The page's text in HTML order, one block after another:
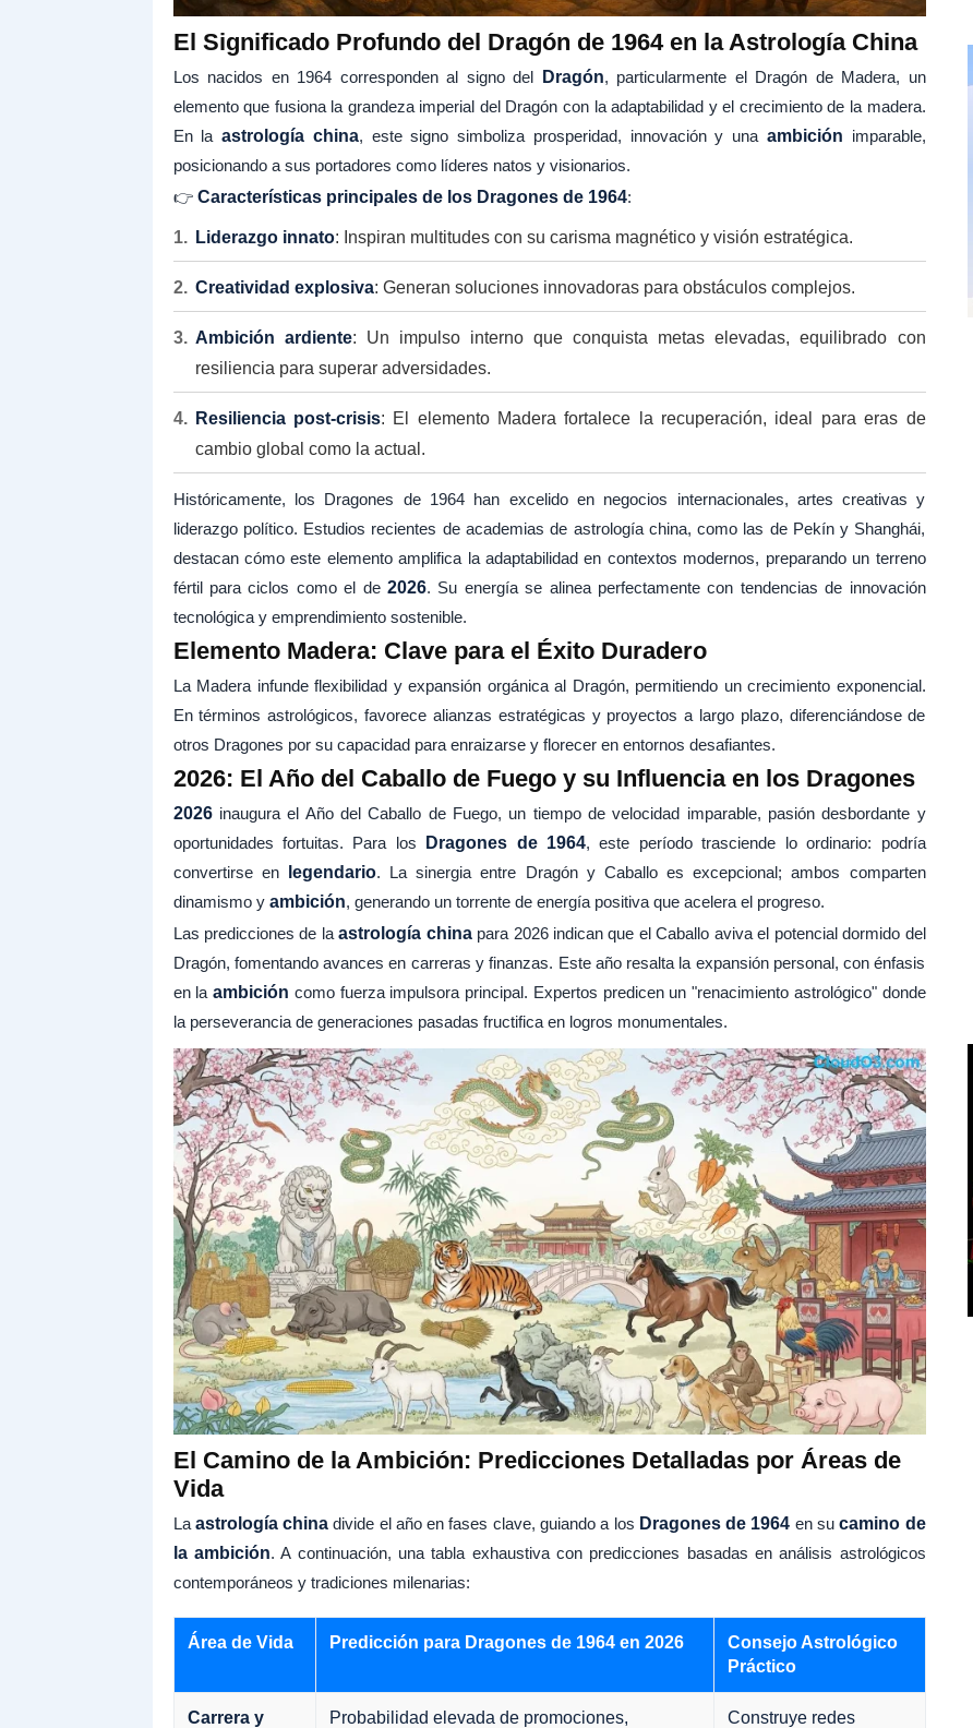
El Significado Profundo del Dragón de 1964 en la Astrología China
Los nacidos en 1964 corresponden al signo del Dragón, particularmente el Dragón de Madera, un
elemento que fusiona la grandeza imperial del Dragón con la adaptabilidad y el crecimiento de la madera.
En la astrología china, este signo simboliza prosperidad, innovación y una ambición imparable,
posicionando a sus portadores como líderes natos y visionarios.
👉 Características principales de los Dragones de 1964:
Liderazgo innato: Inspiran multitudes con su carisma magnético y visión estratégica.
Creatividad explosiva: Generan soluciones innovadoras para obstáculos complejos.
Ambición ardiente: Un impulso interno que conquista metas elevadas, equilibrado con
resiliencia para superar adversidades.
Resiliencia post-crisis: El elemento Madera fortalece la recuperación, ideal para eras de
cambio global como la actual.
Históricamente, los Dragones de 1964 han excelido en negocios internacionales, artes creativas y
liderazgo político. Estudios recientes de academias de astrología china, como las de Pekín y Shanghái,
destacan cómo este elemento amplifica la adaptabilidad en contextos modernos, preparando un terreno
fértil para ciclos como el de 2026. Su energía se alinea perfectamente con tendencias de innovación
tecnológica y emprendimiento sostenible.
Elemento Madera: Clave para el Éxito Duradero
La Madera infunde flexibilidad y expansión orgánica al Dragón, permitiendo un crecimiento exponencial.
En términos astrológicos, favorece alianzas estratégicas y proyectos a largo plazo, diferenciándose de
otros Dragones por su capacidad para enraizarse y florecer en entornos desafiantes.
2026: El Año del Caballo de Fuego y su Influencia en los Dragones
2026inaugura el Año del Caballo de Fuego, un tiempo de velocidad imparable, pasión desbordante y
oportunidades fortuitas. Para los
Dragones de 1964, este período trasciende lo ordinario: podría
convertirse en
legendario. La sinergia entre Dragón y Caballo es excepcional; ambos comparten
dinamismo y ambición, generando un torrente de energía positiva que acelera el progreso.
Las predicciones de laastrología chinapara 2026 indican que el Caballo aviva el potencial dormido del
Dragón, fomentando avances en carreras y finanzas. Este año resalta la expansión personal, con énfasis
en la ambición como fuerza impulsora principal. Expertos predicen un "renacimiento astrológico" donde
la perseverancia de generaciones pasadas fructifica en logros monumentales.
El Camino de la Ambición: Predicciones Detalladas por Áreas de
Vida
La astrología china divide el año en fases clave, guiando a los Dragones de 1964 en sucamino de
la ambición. A continuación, una tabla exhaustiva con predicciones basadas en análisis astrológicos
contemporáneos y tradiciones milenarias:
Área de Vida Predicción para Dragones de 1964 en 2026
Consejo Astrológico
Práctico
Carrera y
Probabilidad elevada de promociones,
Construye redes